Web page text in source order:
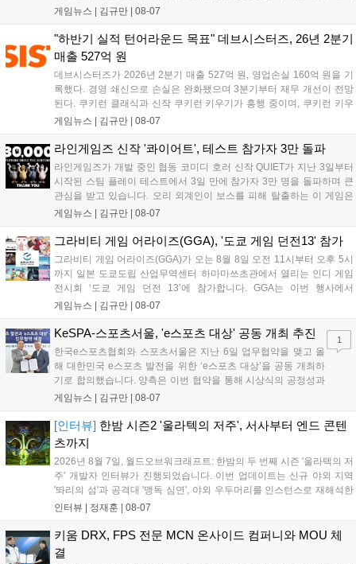
무기 스킬을 활용한 전략적 전투와 길드전 등 다양한 콘텐츠를 제공한
혜택을 지급하며, 상세 내용은 공식 라운지에서 확인할 수 있다. 이용자
는 게임 접속 및 주요 콘텐츠 플레이를 통해 성장을 지원받을 수 있다....
게임뉴스 | 김규만 | 08-07
"하반기 실적 턴어라운드 목표" 데브시스터즈, 26년 2분기
매출 527억 원
데브시스터즈가 2026년 2분기 매출 527억 원, 영업손실 160억 원을 기
록했다. 경영 쇄신으로 손실은 완화됐으며 3분기부터 재무 개선이 전망
된다. 쿠키런 클래식과 신작 쿠키런 키우기가 흥행 중이며, 쿠키런 키우
기는 13일 첫 업데이트를 시작으로 2주 간격의 콘텐츠를 제공한다. 또한
이다. 회사는 비용 효율화와 신작 흥행을 통해 하반기 실적 턴어라운드
게임뉴스 | 김규만 | 08-07
라인게임즈 신작 '콰이어트', 테스트 참가자 3만 돌파
라인게임즈가 개발 중인 협동 코미디 호러 신작 QUIET가 지난 3일부터
시작된 스팀 플레이 테스트에서 3일 만에 참가자 3만 명을 돌파하며 큰
관심을 받고 있습니다. 오리 외계인이 보스를 피해 탈출하는 이 게임은
최대 4인 협동을 지원하며, 소음 관리와 물리 법칙을 활용한 전략적 플레
을 개선 중이며, 상세 정보는 스팀 페이지에서 확인 가능합니다....
게임뉴스 | 김규만 | 08-07
그라비티 게임 어라이즈(GGA), '도쿄 게임 던전13' 참가
그라비티 게임 어라이즈(GGA)가 오는 8월 8일 오전 11시부터 오후 5시
까지 일본 도쿄도립 산업무역센터 하마마쓰초관에서 열리는 인디 게임
전시회 ‘도쿄 게임 던전 13’에 참가합니다. GGA는 이번 행사에서
‘JALECO ARCADE COLLECTION’ 시리즈의 미공개 작품 12종을 최초
입니다. 시연 참여 관람객에게는 선착순으로 특별 굿즈를 증정하며, 인
게임뉴스 | 김규만 | 08-07
KeSPA-스포츠서울, 'e스포츠 대상' 공동 개최 추진
한국e스포츠협회와 스포츠서울은 지난 6일 업무협약을 맺고 올
해 대한민국 e스포츠 발전을 위한 ‘e스포츠 대상’을 공동 개최하
기로 합의했습니다. 양측은 이번 협약을 통해 시상식의 공정성과
전문성을 강화하고 MZ세대를 겨냥한 미디어 영향력을 확대해 e
김영만 회장은 10년 만에 재추진되는 이번 시상식이 e스포츠의
성과와 가치를 널리 알리는 권위 있는 행사가 되도록 노력하겠다
고 밝혔습니다....
게임뉴스 | 김규만 | 08-07
1
[인터뷰] 한밤 시즌2 '울라텍의 저주', 서사부터 엔드 콘텐
츠까지
2026년 8월 7일, 월드오브워크래프트: 한밤의 두 번째 시즌 '울라텍의 저
주' 개발자 인터뷰가 진행되었습니다. 이번 업데이트는 신규 야외 지역
'똬리의 섬'과 공격대 '맹독 심연', 야외 우두머리를 인스턴스로 재해석한
'소굴'을 포함합니다. 개발진은 하우징 시스템 개선 및 신화+ 던전 로테이
를 표했습니다....
인터뷰 | 정재훈 | 08-07
키움 DRX, FPS 전문 MCN 온사이드 컴퍼니와 MOU 체
결